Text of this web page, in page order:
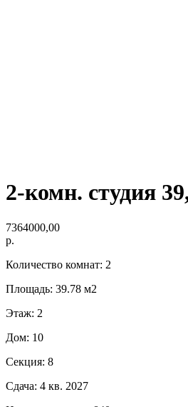
2-комн. студия
7364000,00
р.
Количество комнат: 2
Площадь: 39.78 м2
Этаж: 2
Дом: 10
Секция: 8
Сдача: 4 кв. 2027